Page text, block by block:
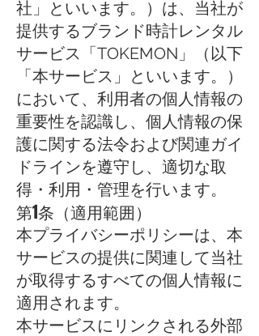
社」といいます。）は、当社が
提供するブランド時計レンタル
サービス「TOKEMON」（以下
「本サービス」といいます。）
において、利用者の個人情報の
重要性を認識し、個人情報の保
護に関する法令および関連ガイ
ドラインを遵守し、適切な取
得・利用・管理を行います。
第1条（適用範囲）
本プライバシーポリシーは、本
サービスの提供に関連して当社
が取得するすべての個人情報に
適用されます。
本サービスにリンクされる外部